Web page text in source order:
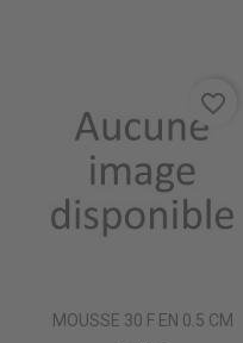
MOUSSE 30 F EN 0.5 CM
favorite_border